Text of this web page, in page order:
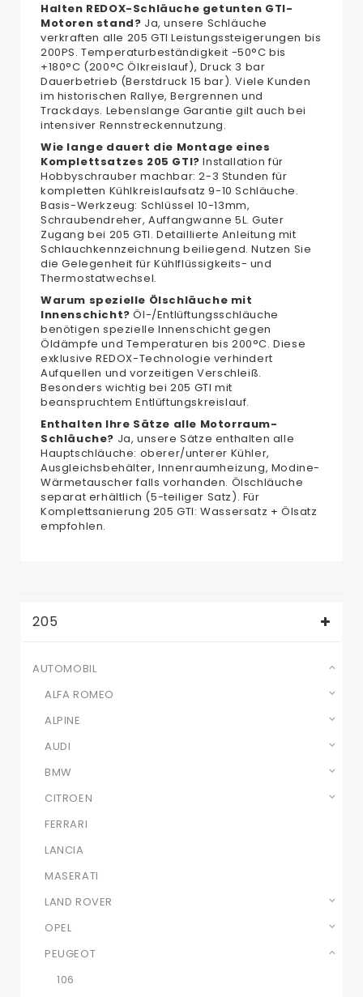
Halten REDOX-Schläuche getunten GTI-
Motoren stand? Ja, unsere Schläuche
verkraften alle 205 GTI Leistungssteigerungen bis
200PS. Temperaturbeständigkeit -50°C bis
+180°C (200°C Ölkreislauf), Druck 3 bar
Dauerbetrieb (Berstdruck 15 bar). Viele Kunden
im historischen Rallye, Bergrennen und
Trackdays. Lebenslange Garantie gilt auch bei
intensiver Rennstreckennutzung.
Wie lange dauert die Montage eines
Komplettsatzes 205 GTI? Installation für
Hobbyschrauber machbar: 2-3 Stunden für
kompletten Kühlkreislaufsatz 9-10 Schläuche.
Basis-Werkzeug: Schlüssel 10-13mm,
Schraubendreher, Auffangwanne 5L. Guter
Zugang bei 205 GTI. Detaillierte Anleitung mit
Schlauchkennzeichnung beiliegend. Nutzen Sie
die Gelegenheit für Kühlflüssigkeits- und
Thermostatwechsel.
Warum spezielle Ölschläuche mit
Innenschicht? Öl-/Entlüftungsschläuche
benötigen spezielle Innenschicht gegen
Öldämpfe und Temperaturen bis 200°C. Diese
exklusive REDOX-Technologie verhindert
Aufquellen und vorzeitigen Verschleiß.
Besonders wichtig bei 205 GTI mit
beanspruchtem Entlüftungskreislauf.
Enthalten Ihre Sätze alle Motorraum-
Schläuche? Ja, unsere Sätze enthalten alle
Hauptschläuche: oberer/unterer Kühler,
Ausgleichsbehälter, Innenraumheizung, Modine-
Wärmetauscher falls vorhanden. Ölschläuche
separat erhältlich (5-teiliger Satz). Für
Komplettsanierung 205 GTI: Wassersatz + Ölsatz
empfohlen.
205
AUTOMOBIL
ALFA ROMEO
ALPINE
AUDI
BMW
CITROEN
FERRARI
LANCIA
MASERATI
LAND ROVER
OPEL
PEUGEOT
106